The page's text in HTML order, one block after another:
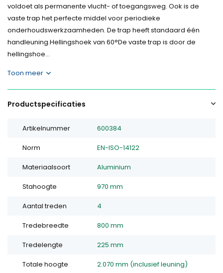
voldoet als permanente vlucht- of toegangsweg. Ook is de
vaste trap het perfecte middel voor periodieke
onderhoudswerkzaamheden. De trap heeft standaard één
handleuning.Hellingshoek van 60°De vaste trap is door de
hellingshoe...
Toon meer
Productspecificaties
Artikelnummer 600384
Norm EN-ISO-14122
Materiaalsoort Aluminium
Stahoogte 970 mm
Aantal treden 4
Tredebreedte 800 mm
Tredelengte 225 mm
Totale hoogte 2.070 mm (inclusief leuning)